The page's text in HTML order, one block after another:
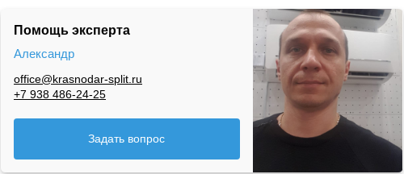
Помощь эксперта
Александр
office@krasnodar-split.ru
+7 938 486-24-25
Задать вопрос